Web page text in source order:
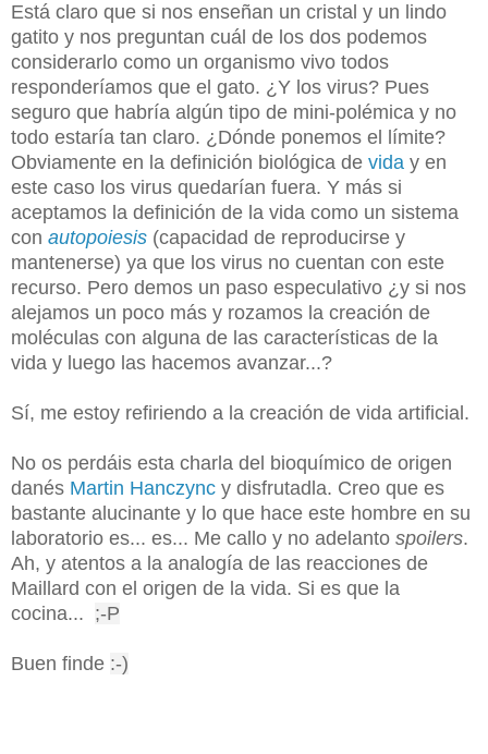
Está claro que si nos enseñan un cristal y un lindo
gatito y nos preguntan cuál de los dos podemos
considerarlo como un organismo vivo todos
responderíamos que el gato. ¿Y los virus? Pues
seguro que habría algún tipo de mini-polémica y no
todo estaría tan claro. ¿Dónde ponemos el límite?
Obviamente en la definición biológica de vida y en
este caso los virus quedarían fuera. Y más si
aceptamos la definición de la vida como un sistema
con autopoiesis (capacidad de reproducirse y
mantenerse) ya que los virus no cuentan con este
recurso. Pero demos un paso especulativo ¿y si nos
alejamos un poco más y rozamos la creación de
moléculas con alguna de las características de la
vida y luego las hacemos avanzar...?
Sí, me estoy refiriendo a la creación de vida artificial.
No os perdáis esta charla del bioquímico de origen
danés Martin Hanczync y disfrutadla. Creo que es
bastante alucinante y lo que hace este hombre en su
laboratorio es... es... Me callo y no adelanto spoilers.
Ah, y atentos a la analogía de las reacciones de
Maillard con el origen de la vida. Si es que la
cocina... ;-P
Buen finde :-)